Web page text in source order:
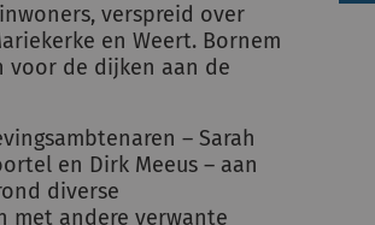
verspreid over
en Weert. Bornem
voor de dijken aan de
– Sarah
en Dirk Meeus – aan
diverse
met andere verwante